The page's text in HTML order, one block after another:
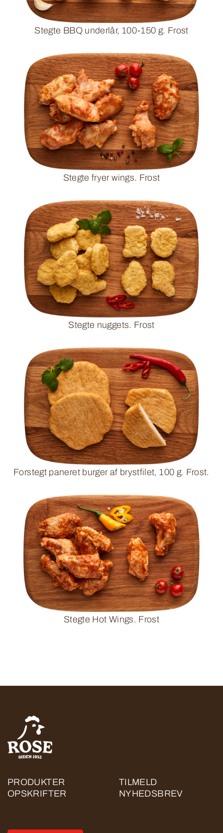
Stegte BBQ underlår, 100-150 g. Frost
Stegte fryer wings. Frost
Stegte nuggets. Frost
Forstegt paneret burger af brystfilet, 100 g. Frost.
Stegte Hot Wings. Frost
PRODUKTER
OPSKRIFTER
TILMELD
NYHEDSBREV